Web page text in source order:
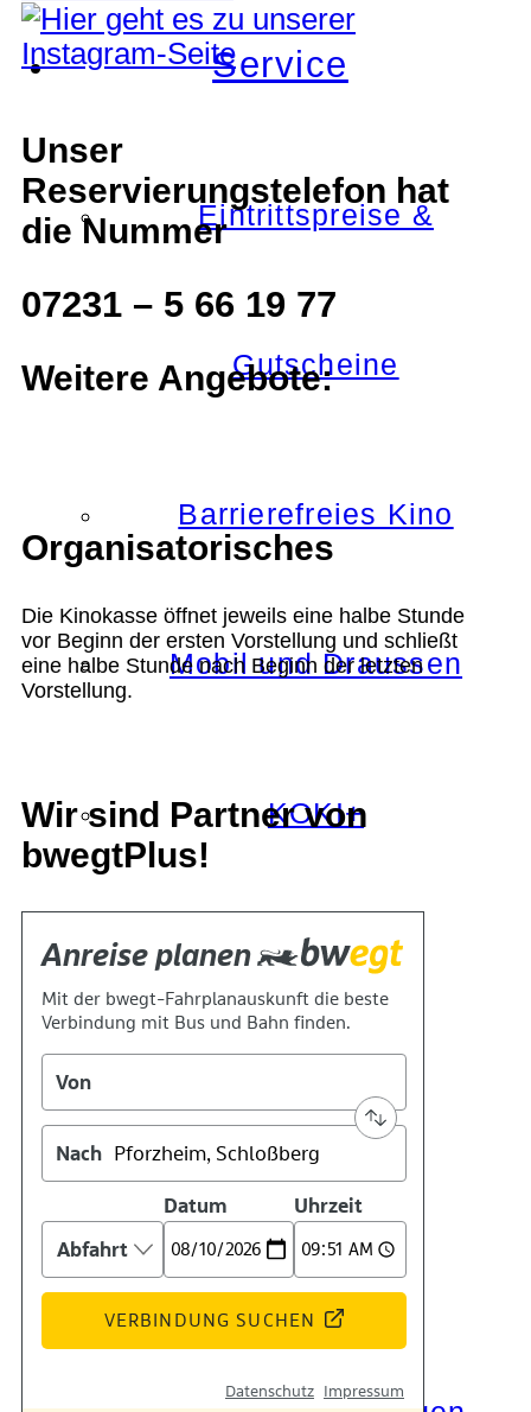
Service
Eintrittspreise &
Gutscheine
Barrierefreies Kino
Mobil und Draussen
KOKI+
Kontakt
Kino
Das Team
Unser
Reservierungstelefon hat
die Nummer
07231 – 5 66 19 77
Weitere Angebote:
Organisatorisches
Die Kinokasse öffnet jeweils eine halbe Stunde
vor Beginn der ersten Vorstellung und schließt
eine halbe Stunde nach Beginn der letzten
Vorstellung.
Wir sind Partner von
bwegtPlus!